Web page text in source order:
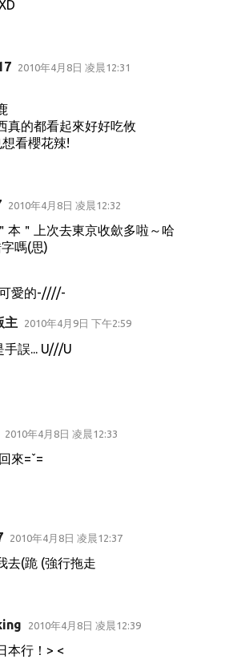
2010年4月8日 凌晨12:31
真的都看起來好好吃攸
看櫻花辣!
2010年4月8日 凌晨12:32
本＂上次去東京收歛多啦～哈
嗎(思)
愛的-////-
主 2010年4月9日 下午2:59
手誤... U///U
2010年4月8日 凌晨12:33
來=ˇ=
2010年4月8日 凌晨12:37
去(跪 (強行拖走
2010年4月8日 凌晨12:39
本行！> <